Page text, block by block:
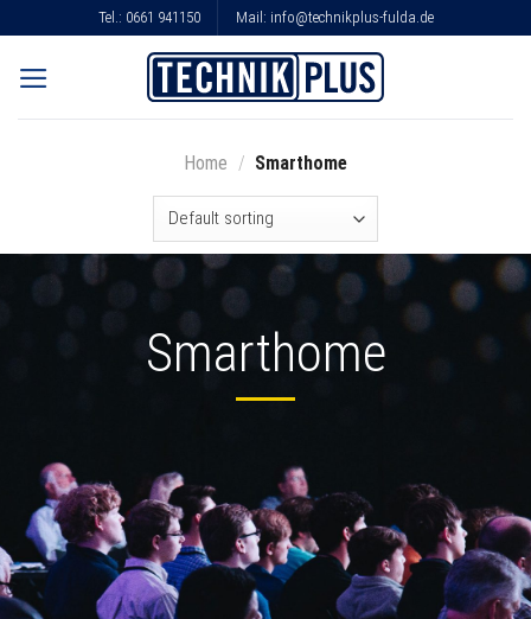
to
content
Tel.: 0661 941150 Mail: info@technikplus-fulda.de
Home / Smarthome
Smarthome